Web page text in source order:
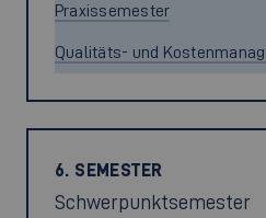
Praxissemester
Qualitäts- und
6. SEMESTER
Schwerpunktsemester